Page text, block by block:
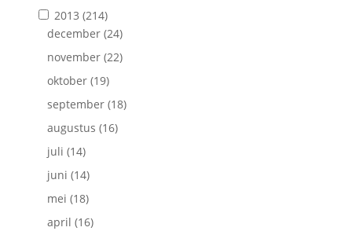
2013 (214)
december(24)
november(22)
oktober(19)
september(18)
augustus (16)
juli (14)
juni (14)
mei (18)
april (16)